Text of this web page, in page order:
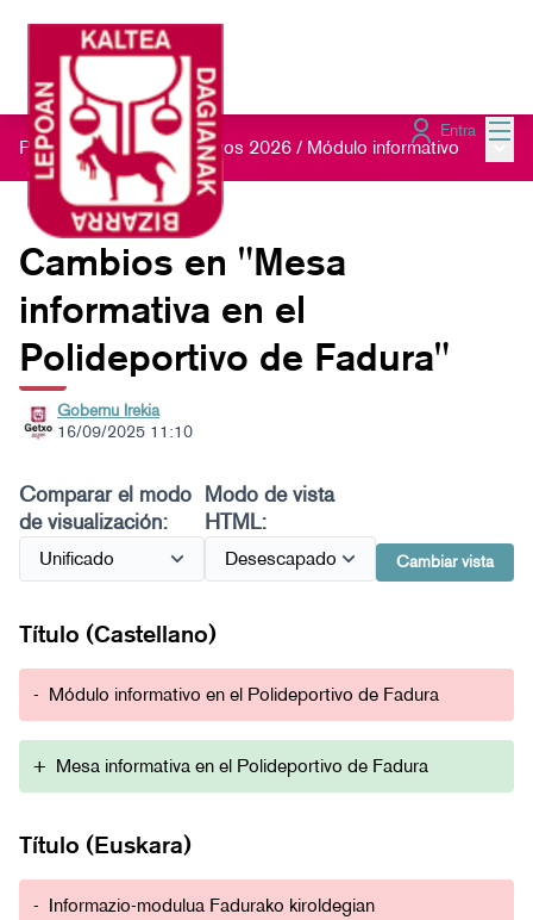
Entra
Presupuestos Participativos 2026 / Módulo informativo
Cambios en "Mesa
informativa en el
Polideportivo de Fadura"
Gobernu Irekia
16/09/2025 11:10
Comparar el modo
de visualización:
Modo de vista
HTML:
Cambiar vista
Título (Castellano)
- Módulo informativo en el Polideportivo de Fadura
+ Mesa informativa en el Polideportivo de Fadura
Título (Euskara)
- Informazio-modulua Fadurako kiroldegian